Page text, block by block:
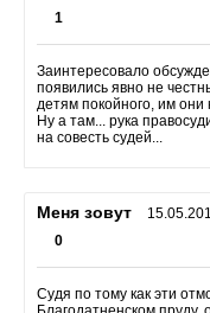
1
Заинтересовало
появились явно не
детям покойного, им они
Ну а там... рука
на совесть судей...
Меня зовут
0
Судя по тому как эти